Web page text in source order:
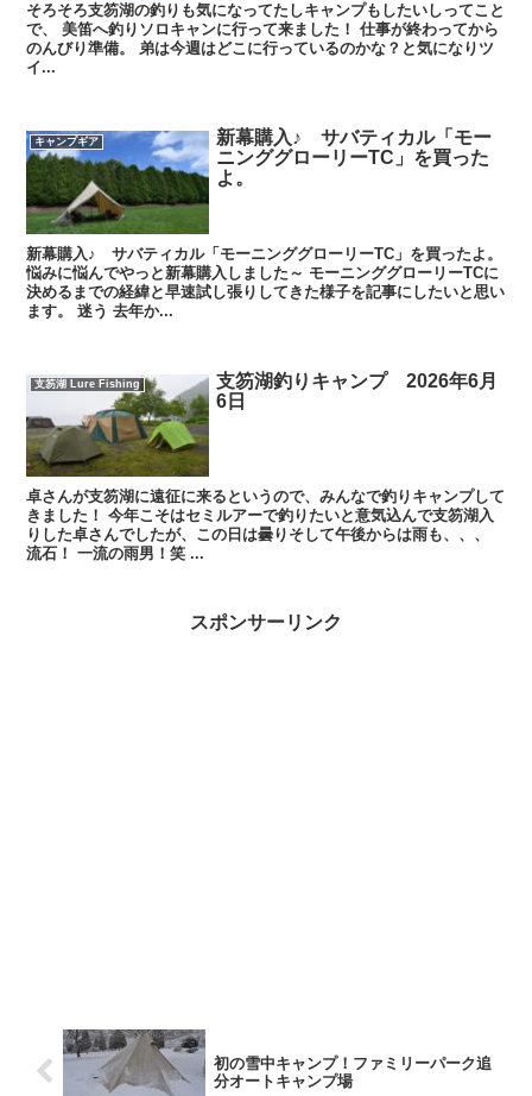
そろそろ支笏湖の釣りも気になってたしキャンプもしたいしってこと
で、 美笛へ釣りソロキャンに行って来ました！ 仕事が終わってから
のんびり準備。 弟は今週はどこに行っているのかな？と気になりツ
イ...
キャンプギア
新幕購入♪ サバティカル「モー
ニンググローリーTC」を買った
よ。
新幕購入♪ サバティカル「モーニンググローリーTC」を買ったよ。
悩みに悩んでやっと新幕購入しました～ モーニンググローリーTCに
決めるまでの経緯と早速試し張りしてきた様子を記事にしたいと思い
ます。 迷う 去年か...
支笏湖 Lure Fishing
支笏湖釣りキャンプ 2026年6月
6日
卓さんが支笏湖に遠征に来るというので、みんなで釣りキャンプして
きました！ 今年こそはセミルアーで釣りたいと意気込んで支笏湖入
りした卓さんでしたが、この日は曇りそして午後からは雨も、、、
流石！ 一流の雨男！笑 ...
スポンサーリンク
初の雪中キャンプ！ファミリーパーク追
分オートキャンプ場